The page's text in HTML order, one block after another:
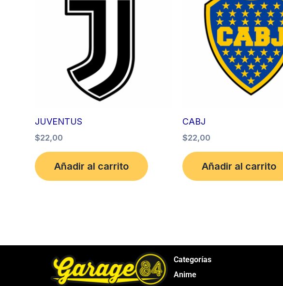
JUVENTUS
$22,00
Añadir al carrito
CABJ
$22,00
Añadir al carrito
Categorías
Anime